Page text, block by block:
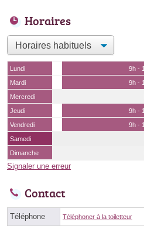
Horaires
Lundi
9h -
Mardi
9h -
Mercredi
Jeudi
9h -
Vendredi
9h -
Samedi
Dimanche
Signaler une erreur
Contact
Téléphone Téléphoner à la toiletteur